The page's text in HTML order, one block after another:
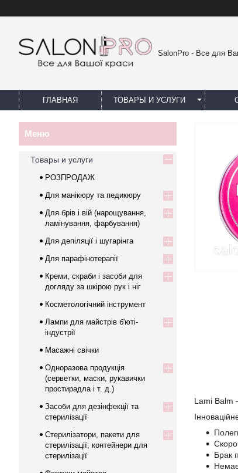
SalonPro - Все для
ГЛАВНАЯ ТОВАРЫ И УСЛУГИ
Lami Balm
Брак
Немає
Товары и услуги
РОЗПРОДАЖ
Для манікюру та педикюру
Для брів і вій (нарощування,
ламінування, фарбування)
Для депіляції і шугарінга
Для парафінотерапії
Креми, скраби і засоби для
догляду за шкірою рук і ніг
Косметологічний інструмент
Лампи для майстрів б'юті-
індустрії
Масажні свічки
Одноразова продукція
(серветки, маски, рукавички
простирадла і т. д.)
Засоби для дезінфекції та
стерилізації
Стерилізатори, пакети для
стерилізації, контейнери для
стерилізації